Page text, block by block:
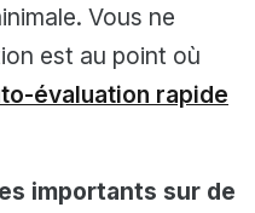
Vous ne
est au point où
évaluation rapide
importants sur de